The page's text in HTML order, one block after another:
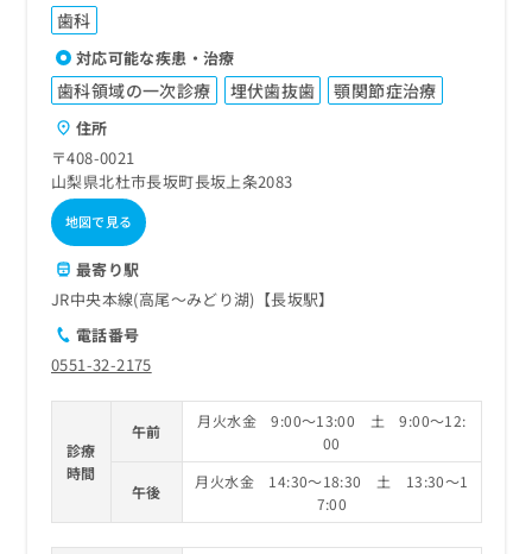
歯科
対応可能な疾患・治療
歯科領域の一次診療 埋伏歯抜歯 顎関節症治療
住所
〒408-0021
山梨県北杜市長坂町長坂上条2083
地図で見る
最寄り駅
JR中央本線(高尾～みどり湖)【長坂駅】
電話番号
0551-32-2175
診療
時間
午前
月火水金 9:00～13:00 土 9:00～12:
00
午後
月火水金 14:30～18:30 土 13:30～1
7:00